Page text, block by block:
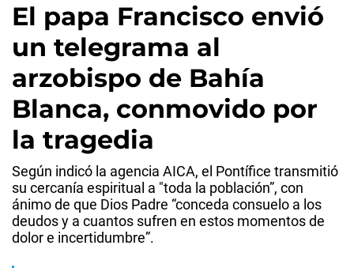
El papa Francisco envió
un telegrama al
arzobispo de Bahía
Blanca, conmovido por
la tragedia
Según indicó la agencia AICA, el Pontífice transmitió
su cercanía espiritual a "toda la población”, con
ánimo de que Dios Padre “conceda consuelo a los
deudos y a cuantos sufren en estos momentos de
dolor e incertidumbre”.